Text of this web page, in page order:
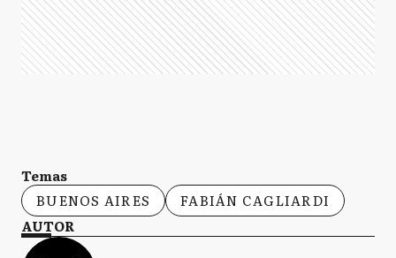
Temas
BUENOS AIRES
FABIÁN CAGLIARDI
AUTOR